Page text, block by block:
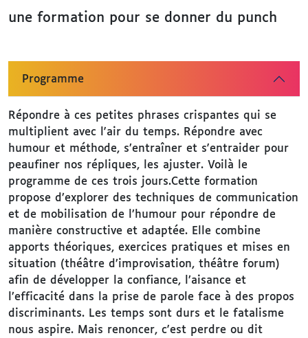
une formation pour se donner du punch
Programme
Répondre à ces petites phrases crispantes qui se
multiplient avec l'air du temps. Répondre avec
humour et méthode, s’entraîner et s'entraider pour
peaufiner nos répliques, les ajuster. Voilà le
programme de ces trois jours.Cette formation
propose d’explorer des techniques de communication
et de mobilisation de l’humour pour répondre de
manière constructive et adaptée. Elle combine
apports théoriques, exercices pratiques et mises en
situation (théâtre d’improvisation, théâtre forum)
afin de développer la confiance, l’aisance et
l’efficacité dans la prise de parole face à des propos
discriminants. Les temps sont durs et le fatalisme
nous aspire. Mais renoncer, c'est perdre ou dit